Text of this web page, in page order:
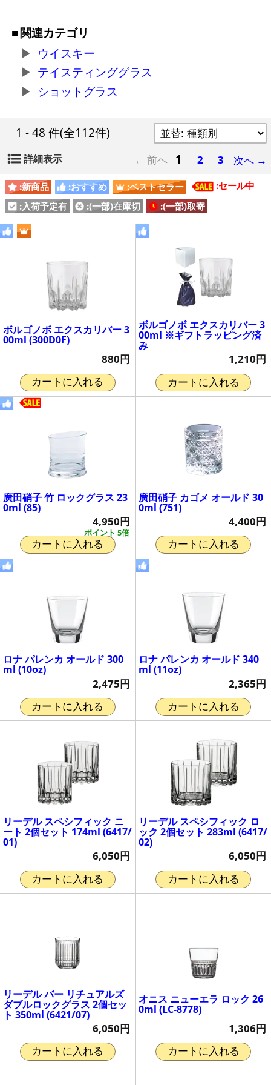
関連カテゴリ
ウイスキー
テイスティンググラス
ショットグラス
1 - 48 件(全112件)
詳細表示 ← 前へ 1 2 3 次へ →
:新商品 :おすすめ :ベストセラー
:セール中
:入荷予定有
:(一部)在庫切 :(一部)取寄
ボルゴノボ エクスカリバー 3
00ml (300D0F)
880円
カートに入れる
ボルゴノボ エクスカリバー 3
00ml ※ギフトラッピング済
み
1,210円
カートに入れる
廣田硝子 竹 ロックグラス 23
0ml (85)
ポイント 5倍
4,950円
カートに入れる
廣田硝子 カゴメ オールド 30
0ml (751)
4,400円
カートに入れる
ロナ パレンカ オールド 300
ml (10oz)
2,475円
カートに入れる
ロナ パレンカ オールド 340
ml (11oz)
2,365円
カートに入れる
リーデル スペシフィック ニ
ート 2個セット 174ml (6417/
01)
6,050円
カートに入れる
リーデル スペシフィック ロ
ック 2個セット 283ml (6417/
02)
6,050円
カートに入れる
リーデル バー リチュアルズ
ダブルロックグラス 2個セッ
ト 350ml (6421/07)
6,050円
カートに入れる
オニス ニューエラ ロック 26
0ml (LC-8778)
1,306円
カートに入れる